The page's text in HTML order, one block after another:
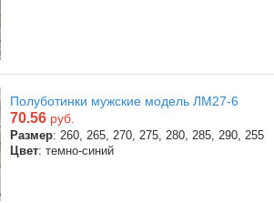
Полуботинки мужские модель ЛМ27-6
70.56 руб.
Размер: 260, 265, 270, 275, 280, 285, 290, 255
Цвет: темно-синий